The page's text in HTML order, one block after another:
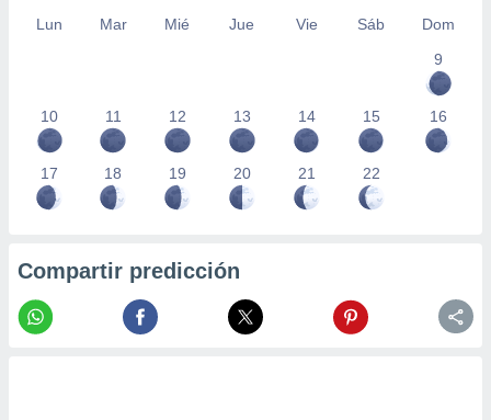
Lun Mar Mié Jue Vie Sáb
Dom
9
10 11 12 13 14 15 16
17 18 19 20 21 22
Compartir predicción